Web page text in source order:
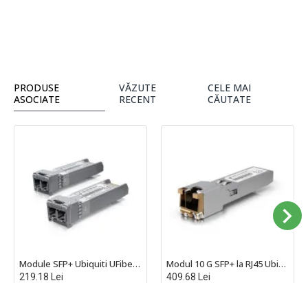
PRODUSE
ASOCIATE
VĂZUTE
RECENT
CELE MAI
CĂUTATE
Module SFP+ Ubiquiti UFiber, multi-mode, conector LC, TX:850nm, RX:850nm, 300m, 10Gbps - UACC-OM-MM-10G-D-2
219.18 Lei
Modul 10 G SFP+ la RJ45 Ubiquiti - UACC-CM-RJ45-10G
409.68 Lei